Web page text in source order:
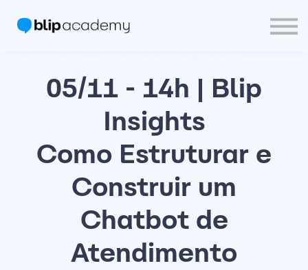
Crie sua Conta
05/11 - 14h | Blip
Insights
Como Estruturar e
Construir um
Chatbot de
Atendimento